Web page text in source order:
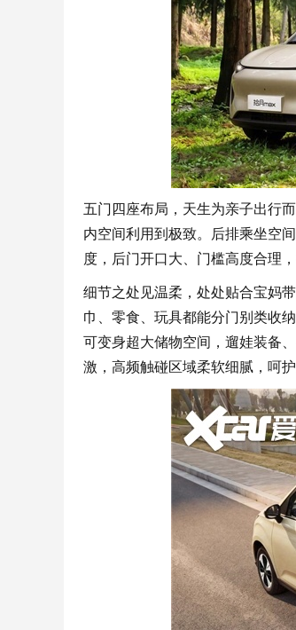
五门四座布局，天生为亲子出行
内空间利用到极致。后排乘坐空
度，后门开口大、门槛高度合理
细节之处见温柔，处处贴合宝妈
巾、零食、玩具都能分门别类收
可变身超大储物空间，遛娃装备
激，高频触碰区域柔软细腻，呵